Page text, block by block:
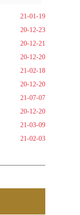
21-01-19
20-12-23
20-12-21
20-12-20
21-02-18
20-12-20
21-07-07
20-12-20
21-03-09
21-02-03